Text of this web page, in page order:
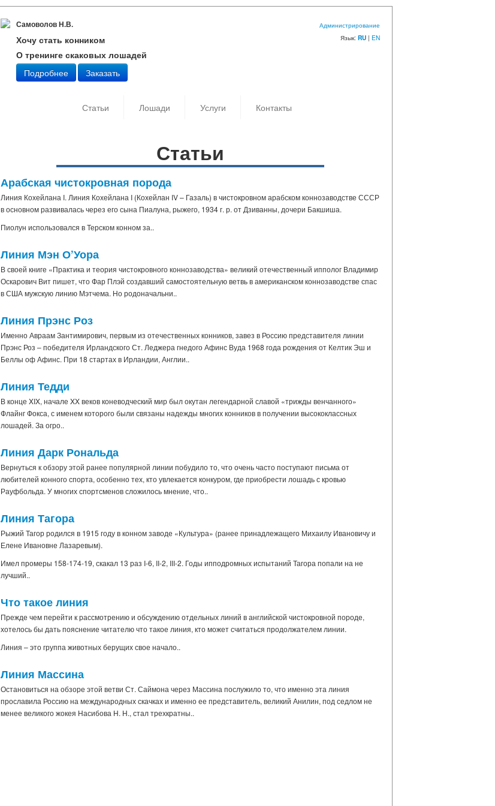
Самоволов Н.В.
Хочу стать конником
О тренинге скаковых лошадей
Подробнее
Заказать
Администрирование
Язык: RU | EN
Статьи Лошади Услуги Контакты
Статьи
Арабская чистокровная порода
Линия Кохейлана I. Линия Кохейлана I (Кохейлан IV – Газаль) в чистокровном арабском коннозаводстве СССР
в основном развивалась через его сына Пиалуна, рыжего, 1934 г. р. от Дзиванны, дочери Бакшиша.
Пиолун использовался в Терском конном за..
Линия Мэн О’Уора
В своей книге «Практика и теория чистокровного коннозаводства» великий отечественный ипполог Владимир
Оскарович Вит пишет, что Фар Плэй создавший самостоятельную ветвь в американском коннозаводстве спас
в США мужскую линию Мэтчема. Но родоначальни..
Линия Прэнс Роз
Именно Авраам Зантимирович, первым из отечественных конников, завез в Россию представителя линии
Прэнс Роз – победителя Ирландского Ст. Леджера гнедого Афинс Вуда 1968 года рождения от Келтик Эш и
Беллы оф Афинс. При 18 стартах в Ирландии, Англии..
Линия Тедди
В конце XIX, начале XX веков коневодческий мир был окутан легендарной славой «трижды венчанного»
Флайнг Фокса, с именем которого были связаны надежды многих конников в получении высококлассных
лошадей. За огро..
Линия Дарк Рональда
Вернуться к обзору этой ранее популярной линии побудило то, что очень часто поступают письма от
любителей конного спорта, особенно тех, кто увлекается конкуром, где приобрести лошадь с кровью
Рауфбольда. У многих спортсменов сложилось мнение, что..
Линия Тагора
Рыжий Тагор родился в 1915 году в конном заводе «Культура» (ранее принадлежащего Михаилу Ивановичу и
Елене Ивановне Лазаревым).
Имел промеры 158-174-19, скакал 13 раз I-6, II-2, III-2. Годы ипподромных испытаний Тагора попали на не
лучший..
Что такое линия
Прежде чем перейти к рассмотрению и обсуждению отдельных линий в английской чистокровной породе,
хотелось бы дать пояснение читателю что такое линия, кто может считаться продолжателем линии.
Линия – это группа животных берущих свое начало..
Линия Массина
Остановиться на обзоре этой ветви Ст. Саймона через Массина послужило то, что именно эта линия
прославила Россию на международных скачках и именно ее представитель, великий Анилин, под седлом не
менее великого жокея Насибова Н. Н., стал трехкратны..